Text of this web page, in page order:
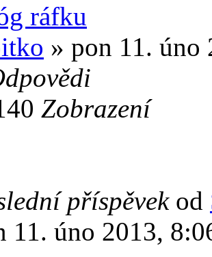
ráfku
» pon 11. úno
Zobrazení
příspěvek od
11. úno 2013,